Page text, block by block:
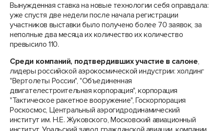
Вынужденная ставка на новые технологии себя оправдала:
уже спустя две недели после начала регистрации
участников выставки было получено более 70 заявок, за
неполные два месяца их количество их количество
превысило 110.
Среди компаний, подтвердивших участие в салоне,
лидеры российской аэрокосмической индустрии: холдинг
"Вертолеты России", "Объединенная
двигателестроительная корпорация", корпорация
"Тактическое ракетное вооружение", Госкорпорация
Роскосмос, Центральный аэрогидродинамический
институт им. Н.Е. Жуковского, Московский авиационный